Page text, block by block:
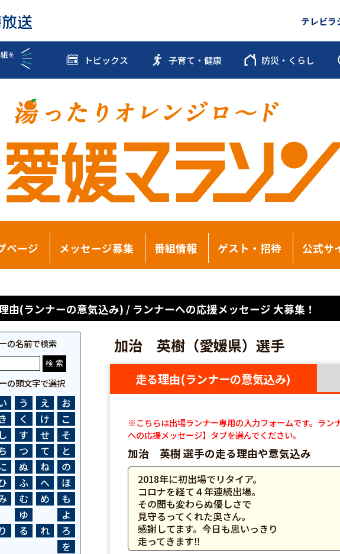
テレビラ
トピックス 子育て・健康 防災・くらし
ページ メッセージ募集 番組情報 ゲスト・招待 公式サ
由(ランナーの意気込み) / ランナーへの応援メッセージ 大募集！
の名前で検索
の頭文字で選択
う え
お
く け
こ
し す せ
そ
つ て
と
ぬ ね
の
ふ へ
ほ
む め
も
ゆ
よ
り る れ
ろ
を
加治 英樹（愛媛県）選手
走る理由(ランナーの意気込み)
※こちらは出場ランナー専用の入力フォームです。ラン
への応援メッセージ】タブを選んでください。
加治 英樹 選手の走る理由や意気込み
2018年に初出場でリタイア。
コロナを経て４年連続出場。
その間も変わらぬ優しさで
見守るってくれた奥さん。
感謝してます。今日も思いっきり
走ってきます‼️